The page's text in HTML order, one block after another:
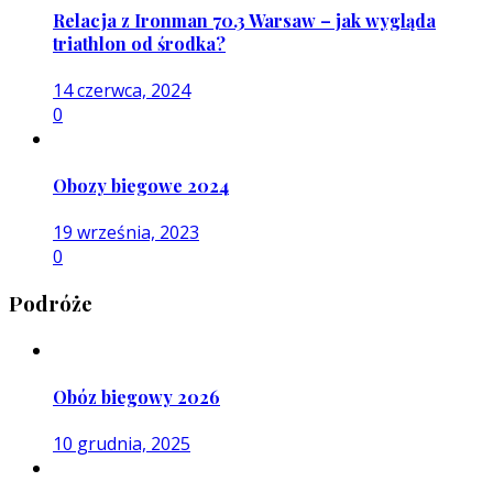
Relacja z Ironman 70.3 Warsaw – jak wygląda
triathlon od środka?
14 czerwca, 2024
0
Obozy biegowe 2024
19 września, 2023
0
Podróże
Obóz biegowy 2026
10 grudnia, 2025